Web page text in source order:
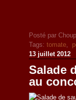
Posté par
Tags:tomate,
13 juillet 2012
Salade
au